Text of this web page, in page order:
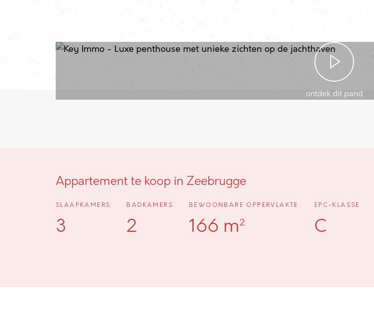
ontdek dit pand
Appartement te koop in Zeebrugge
SLAAPKAMERS
3
BADKAMERS
2
BEWOONBARE OPPERVLAKTE
166 m²
EPC-KLASSE
C